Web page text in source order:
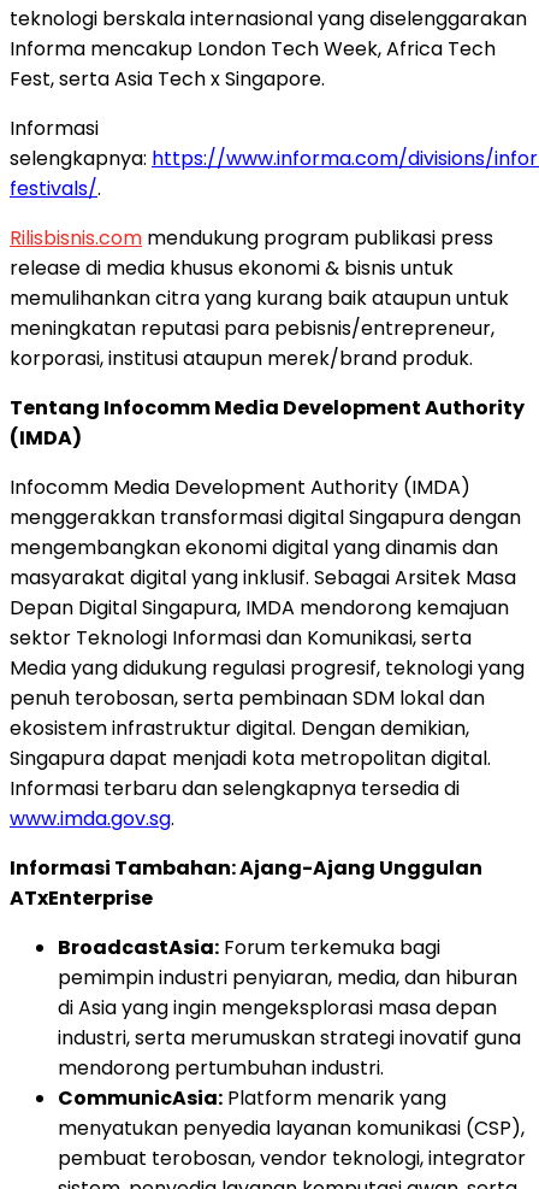
teknologi berskala internasional yang diselenggarakan
Informa mencakup London Tech Week, Africa Tech
Fest, serta Asia Tech x Singapore.
Informasi
selengkapnya: https://www.informa.com/divisions/
festivals/.
Rilisbisnis.com mendukung program publikasi press
release di media khusus ekonomi & bisnis untuk
memulihankan citra yang kurang baik ataupun untuk
meningkatan reputasi para pebisnis/entrepreneur,
korporasi, institusi ataupun merek/brand produk.
Tentang Infocomm Media Development Authority
(IMDA)
Infocomm Media Development Authority (IMDA)
menggerakkan transformasi digital Singapura dengan
mengembangkan ekonomi digital yang dinamis dan
masyarakat digital yang inklusif. Sebagai Arsitek Masa
Depan Digital Singapura, IMDA mendorong kemajuan
sektor Teknologi Informasi dan Komunikasi, serta
Media yang didukung regulasi progresif, teknologi yang
penuh terobosan, serta pembinaan SDM lokal dan
ekosistem infrastruktur digital. Dengan demikian,
Singapura dapat menjadi kota metropolitan digital.
Informasi terbaru dan selengkapnya tersedia di
www.imda.gov.sg.
Informasi Tambahan: Ajang-Ajang Unggulan
ATxEnterprise
BroadcastAsia: Forum terkemuka bagi
pemimpin industri penyiaran, media, dan hiburan
di Asia yang ingin mengeksplorasi masa depan
industri, serta merumuskan strategi inovatif guna
mendorong pertumbuhan industri.
CommunicAsia: Platform menarik yang
menyatukan penyedia layanan komunikasi (CSP),
pembuat terobosan, vendor teknologi, integrator